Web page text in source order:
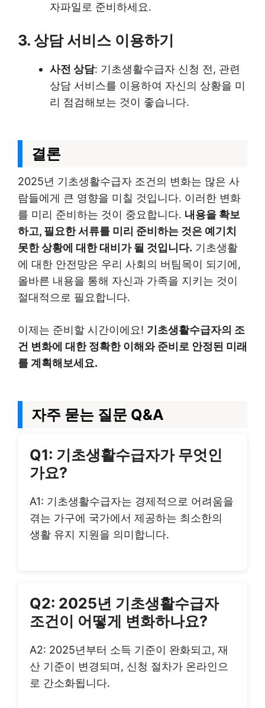
자파일로 준비하세요.
3. 상담 서비스 이용하기
사전 상담: 기초생활수급자 신청 전, 관련
상담 서비스를 이용하여 자신의 상황을 미
리 점검해보는 것이 좋습니다.
결론
2025년 기초생활수급자 조건의 변화는 많은 사
람들에게 큰 영향을 미칠 것입니다. 이러한 변화
를 미리 준비하는 것이 중요합니다. 내용을 확보
하고, 필요한 서류를 미리 준비하는 것은 예기치
못한 상황에 대한 대비가 될 것입니다. 기초생활
에 대한 안전망은 우리 사회의 버팀목이 되기에,
올바른 내용을 통해 자신과 가족을 지키는 것이
절대적으로 필요합니다.
이제는 준비할 시간이에요! 기초생활수급자의 조
건 변화에 대한 정확한 이해와 준비로 안정된 미래
를 계획해보세요.
자주 묻는 질문 Q&A
Q1: 기초생활수급자가 무엇인
가요?
A1: 기초생활수급자는 경제적으로 어려움을
겪는 가구에 국가에서 제공하는 최소한의
생활 유지 지원을 의미합니다.
Q2: 2025년 기초생활수급자
조건이 어떻게 변화하나요?
A2: 2025년부터 소득 기준이 완화되고, 재
산 기준이 변경되며, 신청 절차가 온라인으
로 간소화됩니다.